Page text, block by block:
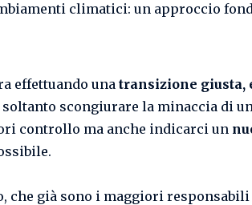
climatici: un approccio
effettuando una transizione giusta,
soltanto scongiurare la minaccia di
controllo ma anche indicarci un
che già sono i maggiori